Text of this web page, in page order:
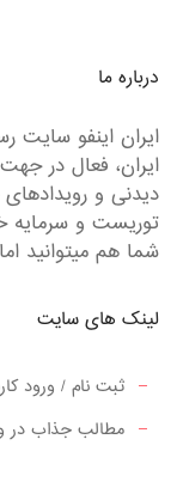
درباره ما
ایران اینفو سایت
ایران، فعال در
دیدنی و
توریست و
شما هم میتوانید
لینک های سایت
ثبت نام / ورود
مطالب جذاب در